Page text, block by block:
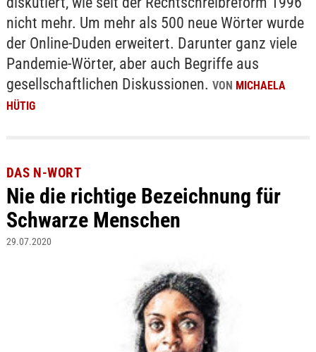
nicht mehr. Um mehr als 500 neue Wörter wurde
der Online-Duden erweitert. Darunter ganz viele
Pandemie-Wörter, aber auch Begriffe aus
gesellschaftlichen Diskussionen. VON MICHAELA
HÜTIG
DAS N-WORT
Nie die richtige Bezeichnung für
Schwarze Menschen
29.07.2020